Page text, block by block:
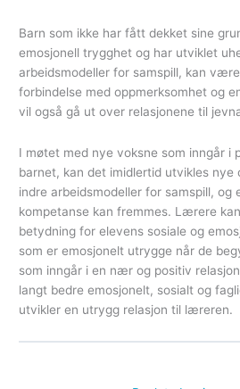
Barn som ikke har fått dekket sine
emosjonell trygghet og har utviklet
arbeidsmodeller for samspill, kan
forbindelse med oppmerksomhet og
vil også gå ut over relasjonene til
I møtet med nye voksne som inngår i
barnet, kan det imidlertid utvikles nye
indre arbeidsmodeller for samspill, og
kompetanse kan fremmes. Lærere
betydning for elevens sosiale og
som er emosjonelt utrygge når de
som inngår i en nær og positiv
langt bedre emosjonelt, sosialt og
utvikler en utrygg relasjon til læreren.